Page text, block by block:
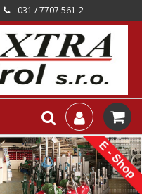
031 / 7707 561-2